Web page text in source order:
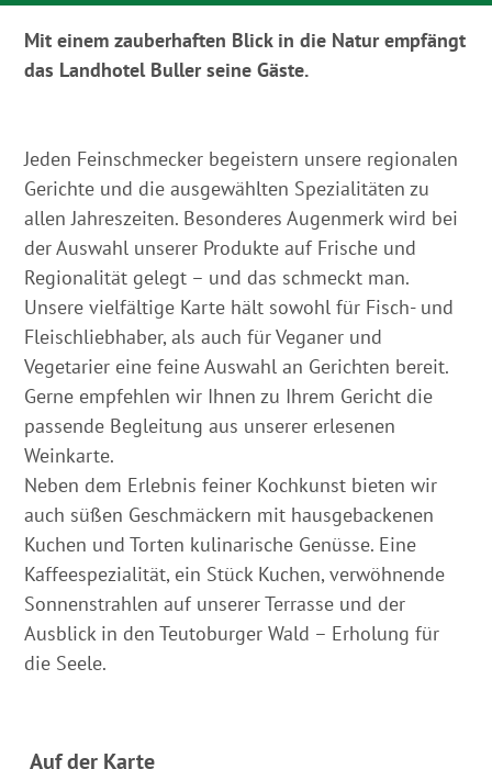
Mit einem zauberhaften Blick in die Natur empfängt
das Landhotel Buller seine Gäste.
Jeden Feinschmecker begeistern unsere regionalen
Gerichte und die ausgewählten Spezialitäten zu
allen Jahreszeiten. Besonderes Augenmerk wird bei
der Auswahl unserer Produkte auf Frische und
Regionalität gelegt – und das schmeckt man.
Unsere vielfältige Karte hält sowohl für Fisch- und
Fleischliebhaber, als auch für Veganer und
Vegetarier eine feine Auswahl an Gerichten bereit.
Gerne empfehlen wir Ihnen zu Ihrem Gericht die
passende Begleitung aus unserer erlesenen
Weinkarte.
Neben dem Erlebnis feiner Kochkunst bieten wir
auch süßen Geschmäckern mit hausgebackenen
Kuchen und Torten kulinarische Genüsse. Eine
Kaffeespezialität, ein Stück Kuchen, verwöhnende
Sonnenstrahlen auf unserer Terrasse und der
Ausblick in den Teutoburger Wald – Erholung für
die Seele.
Auf der Karte